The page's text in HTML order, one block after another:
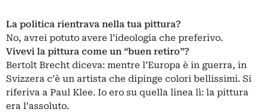
La politica rientrava nella tua pittura?
No, avrei potuto avere l’ideologia che preferivo.
Vivevi la pittura come un “buen retiro”?
Bertolt Brecht diceva: mentre l’Europa è in guerra, in
Svizzera c’è un artista che dipinge colori bellissimi. Si
riferiva a Paul Klee. Io ero su quella linea lì: la pittura
era l’assoluto.